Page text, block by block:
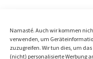
Namasté. Auch wir kommen
verwenden, um
zuzugreifen. Wir tun dies, um
(nicht) personalisierte Werbung
«